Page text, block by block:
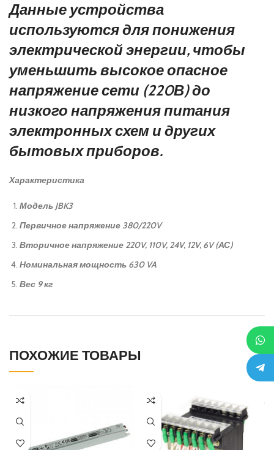
Данные устройства
используются для понижения
электрической энергии, чтобы
уменьшить высокое опасное
напряжение сети (220В) до
низкого напряжения питания
электронных схем и других
бытовых приборов.
Характеристика
Модель JBK3
Первичное напряжение 380/220V
Вторичное напряжение 220V, 110V, 24V, 12V, 6V (АС)
Номинальная мощность 630 VA
Вес 9 кг
ПОХОЖИЕ ТОВАРЫ